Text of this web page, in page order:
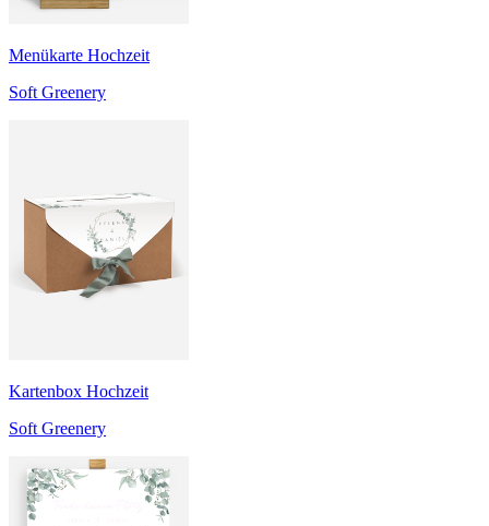
Menükarte Hochzeit
Soft Greenery
Kartenbox Hochzeit
Soft Greenery